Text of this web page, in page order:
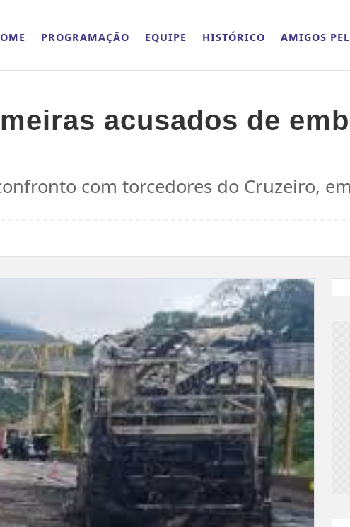
PROGRAMAÇÃO EQUIPE HISTÓRICO AMIGOS
acusados de
com torcedores do Cruzeiro,